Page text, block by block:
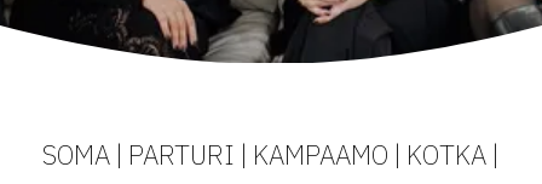
SOMA | PARTURI | KAMPAAMO | KOTKA |